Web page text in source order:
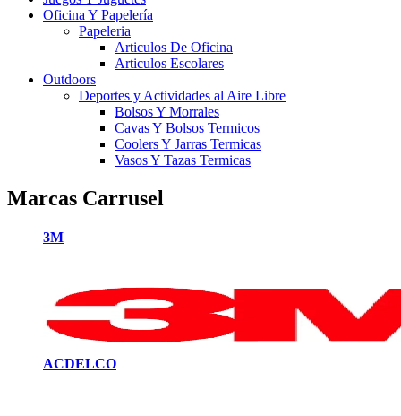
Oficina Y Papelería
Papeleria
Articulos De Oficina
Articulos Escolares
Outdoors
Deportes y Actividades al Aire Libre
Bolsos Y Morrales
Cavas Y Bolsos Termicos
Coolers Y Jarras Termicas
Vasos Y Tazas Termicas
Marcas Carrusel
3M
ACDELCO